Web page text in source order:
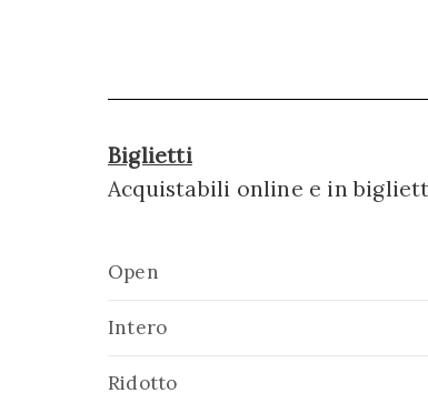
Biglietti
Acquistabili online e in
Open
Intero
Ridotto